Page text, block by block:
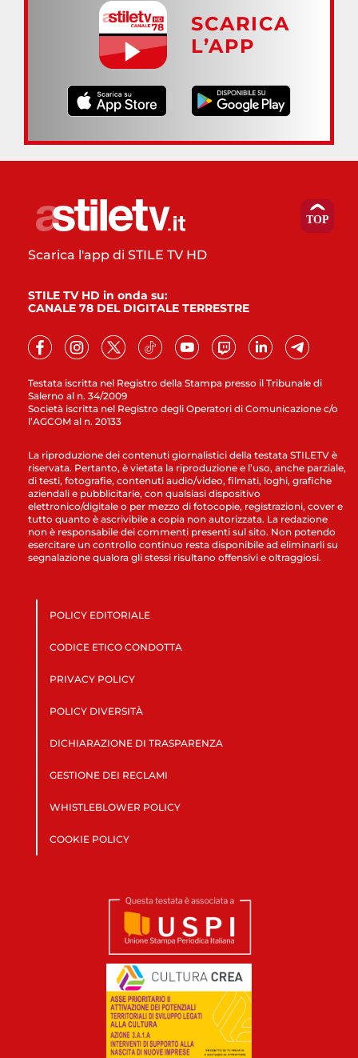
SCARICA
L’APP
Testata iscritta nel Registro della Stampa presso il Tribunale di
Salerno al n. 34/2009
Società iscritta nel Registro degli Operatori di Comunicazione c/o
l’AGCOM al n. 20133
Scarica l'app di STILE TV HD
STILE TV HD in onda su:
CANALE 78 DEL DIGITALE TERRESTRE
La riproduzione dei contenuti giornalistici della testata STILETV è
riservata. Pertanto, è vietata la riproduzione e l’uso, anche parziale,
di testi, fotografie, contenuti audio/video, filmati, loghi, grafiche
aziendali e pubblicitarie, con qualsiasi dispositivo
elettronico/digitale o per mezzo di fotocopie, registrazioni, cover e
tutto quanto è ascrivibile a copia non autorizzata. La redazione
non è responsabile dei commenti presenti sul sito. Non potendo
esercitare un controllo continuo resta disponibile ad eliminarli su
segnalazione qualora gli stessi risultano offensivi e oltraggiosi.
POLICY EDITORIALE
CODICE ETICO CONDOTTA
PRIVACY POLICY
POLICY DIVERSITÀ
DICHIARAZIONE DI TRASPARENZA
GESTIONE DEI RECLAMI
WHISTLEBLOWER POLICY
COOKIE POLICY